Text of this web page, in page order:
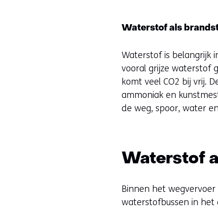
Waterstof als
Waterstof is belangrijk
vooral grijze waterstof
komt veel CO2 bij vrij.
ammoniak en
de weg, spoor, water
Waterstof
Binnen het
waterstofbussen in het